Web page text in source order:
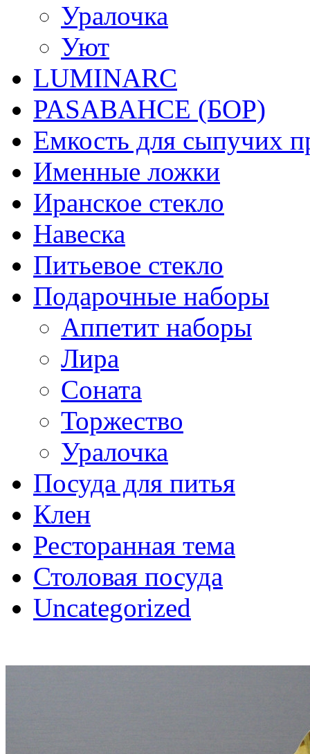
Уралочка
Уют
LUMINARC
PASABAHCE (БОР)
Емкость для сыпучих
Именные ложки
Иранское стекло
Навеска
Питьевое стекло
Подарочные наборы
Аппетит наборы
Лира
Соната
Торжество
Уралочка
Посуда для питья
Клен
Ресторанная тема
Столовая посуда
Uncategorized